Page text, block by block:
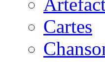
Cartes